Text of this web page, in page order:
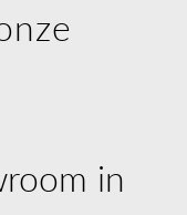
in